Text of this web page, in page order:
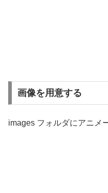
画像を用意する
images フォルダにアニメ